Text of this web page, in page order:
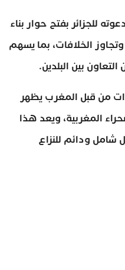
للجزائر بفتح حوار بناء
الخلافات، بما يسهم
بين البلدين.
من قبل المغرب يظهر
المغربية، ويعد هذا
شامل ودائم للنزاع